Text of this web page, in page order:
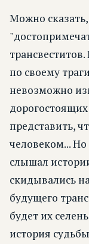
Можно
по своему
невозможно
представить,
человеком... Но
слышал
скидывались
будущего
будет их
история